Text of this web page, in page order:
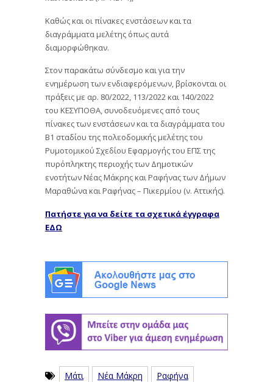
Καθώς και οι πίνακες ενστάσεων και τα
διαγράμματα μελέτης όπως αυτά
διαμορφώθηκαν.
Στον παρακάτω σύνδεσμο και για την
ενημέρωση των ενδιαφερόμενων, βρίσκονται οι
πράξεις με αρ. 80/2022, 113/2022 και 140/2022
του ΚΕΣΥΠΟΘΑ, συνοδευόμενες από τους
πίνακες των ενστάσεων και τα διαγράμματα του
Β1 σταδίου της πολεοδομικής μελέτης του
Ρυμοτομικού Σχεδίου Εφαρμογής του ΕΠΣ της
πυρόπληκτης περιοχής των Δημοτικών
ενοτήτων Νέας Μάκρης και Ραφήνας των Δήμων
Μαραθώνα και Ραφήνας – Πικερμίου (ν. Αττικής).
Πατήστε για να δείτε τα σχετικά έγγραφα
ΕΔΩ
Μάτι Νέα Μάκρη
Ραφήνα